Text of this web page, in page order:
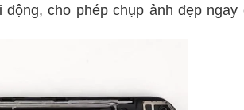
cho phép chụp ảnh đẹp ngay